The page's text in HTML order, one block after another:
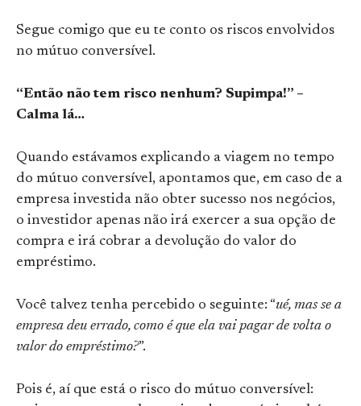
Segue comigo que eu te conto os riscos envolvidos
no mútuo conversível.
“Então não tem risco nenhum? Supimpa!” –
Calma lá…
Quando estávamos explicando a viagem no tempo
do mútuo conversível, apontamos que, em caso de a
empresa investida não obter sucesso nos negócios,
o investidor apenas não irá exercer a sua opção de
compra e irá cobrar a devolução do valor do
empréstimo.
Você talvez tenha percebido o seguinte: “ué, mas se a
empresa deu errado, como é que ela vai pagar de volta o
valor do empréstimo?”.
Pois é, aí que está o risco do mútuo conversível: